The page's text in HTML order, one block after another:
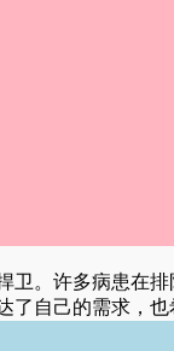
。许多病患在
自己的需求，也